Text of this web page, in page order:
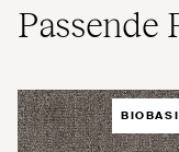
Passende